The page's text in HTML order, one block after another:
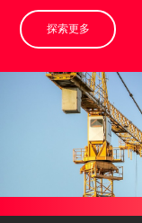
探索更多